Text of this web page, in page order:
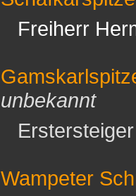
Freiherr
unbekannt
Wampeter